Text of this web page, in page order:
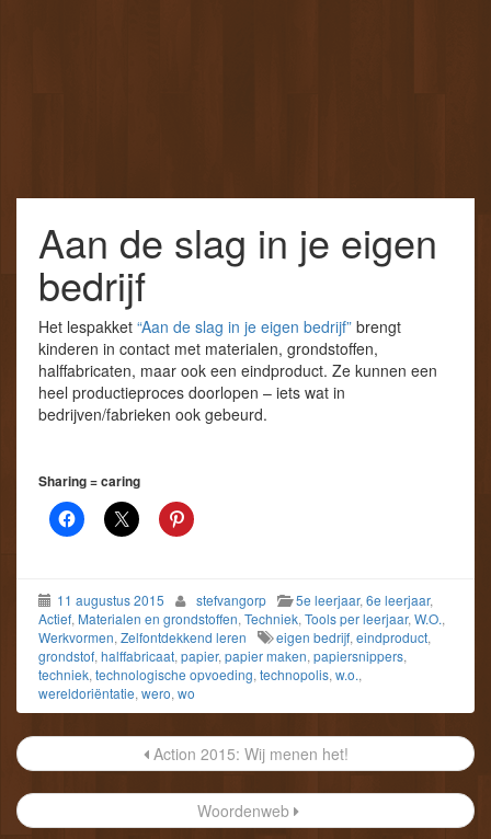
Aan de slag in je eigen
bedrijf
Het lespakket “Aan de slag in je eigen bedrijf” brengt
kinderen in contact met materialen, grondstoffen,
halffabricaten, maar ook een eindproduct. Ze kunnen een
heel productieproces doorlopen – iets wat in
bedrijven/fabrieken ook gebeurd.
Sharing = caring
11 augustus 2015 stefvangorp 5e leerjaar, 6e leerjaar,
Actief, Materialen en grondstoffen, Techniek, Tools per leerjaar, W.O.,
Werkvormen, Zelfontdekkend leren eigen bedrijf, eindproduct,
grondstof, halffabricaat, papier, papier maken, papiersnippers,
techniek, technologische opvoeding, technopolis, w.o.,
wereldoriëntatie, wero, wo
Post
navigation
Action 2015: Wij menen het!
Woordenweb